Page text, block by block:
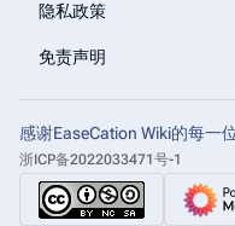
隐私政策
免责声明
感谢EaseCation Wiki的每一
浙ICP备2022033471号-1